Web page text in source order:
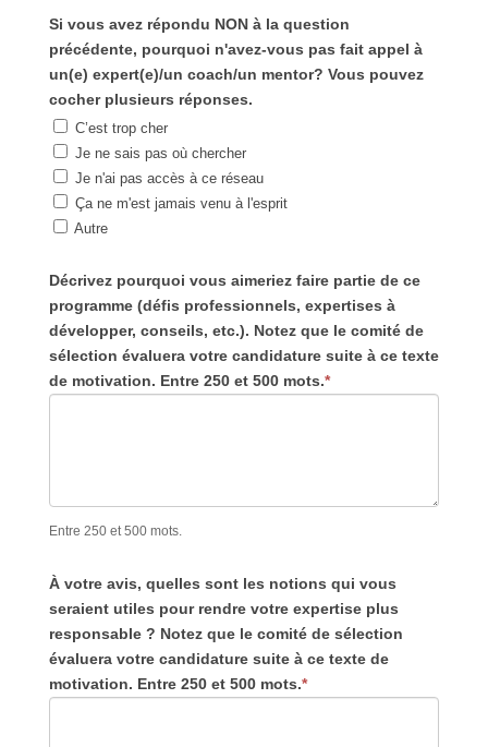
Si vous avez répondu NON à la question
précédente, pourquoi n'avez-vous pas fait appel à
un(e) expert(e)/un coach/un mentor? Vous pouvez
cocher plusieurs réponses.
C’est trop cher
Je ne sais pas où chercher
Je n'ai pas accès à ce réseau
Ça ne m'est jamais venu à l'esprit
Autre
Décrivez pourquoi vous aimeriez faire partie de ce
programme (défis professionnels, expertises à
développer, conseils, etc.). Notez que le comité de
sélection évaluera votre candidature suite à ce texte
de motivation. Entre 250 et 500 mots.*
Entre 250 et 500 mots.
À votre avis, quelles sont les notions qui vous
seraient utiles pour rendre votre expertise plus
responsable ? Notez que le comité de sélection
évaluera votre candidature suite à ce texte de
motivation. Entre 250 et 500 mots.*